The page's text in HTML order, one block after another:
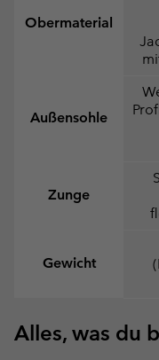
Obermaterial
Außensohle
Zunge
Gewicht
Alles, was du